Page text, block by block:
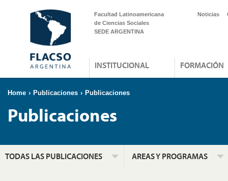
Facultad Latinoamericana
de Ciencias Sociales
SEDE ARGENTINA
Noticias
INSTITUCIONAL FORMACIÓN
Home › Publicaciones › Publicaciones
Publicaciones
TODAS LAS PUBLICACIONES AREAS Y PROGRAMAS